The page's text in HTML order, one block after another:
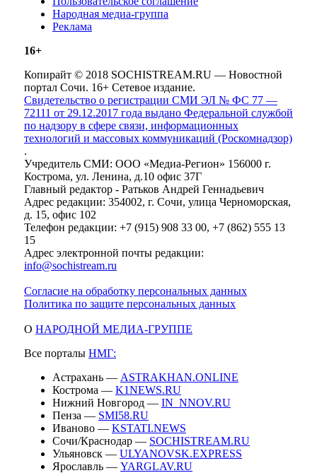
Народная медиа-группа
Реклама
16+
Копирайт © 2018 SOCHISTREAM.RU — Новостной
портал Сочи. 16+ Сетевое издание.
Свидетельство о регистрации СМИ ЭЛ № ФС 77 —
72111 от 29.12.2017 года выдано Федеральной службой
по надзору в сфере связи, информационных
технологий и массовых коммуникаций (Роскомнадзор)
.
Учредитель СМИ: ООО «Медиа-Регион» 156000 г.
Кострома, ул. Ленина, д.10 офис 37Г
Главный редактор - Ратьков Андрей Геннадьевич
Адрес редакции: 354002, г. Сочи, улица Черноморская,
д. 15, офис 102
Телефон редакции: +7 (915) 908 33 00, +7 (862) 555 13
15
Адрес электронной почты редакции:
info@sochistream.ru
Согласие на обработку персональных данных
Политика по защите персональных данных
О НАРОДНОЙ МЕДИА-ГРУППЕ
Все порталы НМГ:
Астрахань — ASTRAKHAN.ONLINE
Кострома — K1NEWS.RU
Нижний Новгород — IN_NNOV.RU
Пенза — SMI58.RU
Иваново — KSTATI.NEWS
Сочи/Краснодар — SOCHISTREAM.RU
Ульяновск — ULYANOVSK.EXPRESS
Ярославль — YARGLAV.RU